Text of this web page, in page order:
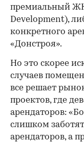
премиальный
Development),
конкретного
«Донстроя».
Но это скорее
случаев
все решает
проектов, где
арендаторов:
слишком
арендаторов, а